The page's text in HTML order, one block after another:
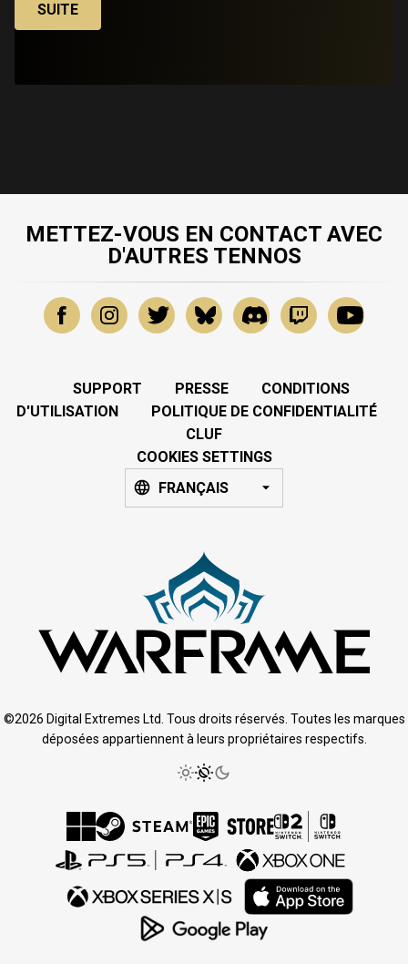
SUITE
METTEZ-VOUS EN CONTACT AVEC
D'AUTRES TENNOS
SUPPORT PRESSE
CONDITIONS
D'UTILISATION
POLITIQUE DE CONFIDENTIALITÉ
CLUF
COOKIES SETTINGS
FRANÇAIS
©2026 Digital Extremes Ltd. Tous droits réservés. Toutes les marques
déposées appartiennent à leurs propriétaires respectifs.